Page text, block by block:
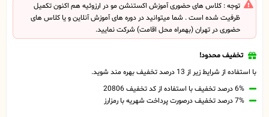
توجه : کلاس های حضوری آموزش اکستنشن مو در ارزوئیه هم اکنون تکمیل
ظرفیت شده است . شما میتوانید در دوره های آموزش آنلاین و یا کلاس های
حضوری در تهران (بهمراه محل اقامت) شرکت نمایید.
تخفیف محدود!
با استفاده از شرایط زیر از 13 درصد تخفیف بهره مند شوید.
6% درصد تخفیف با استفاده از کد تخفیف 20806
7% درصد تخفیف درصورت پرداخت شهریه با رمزارز